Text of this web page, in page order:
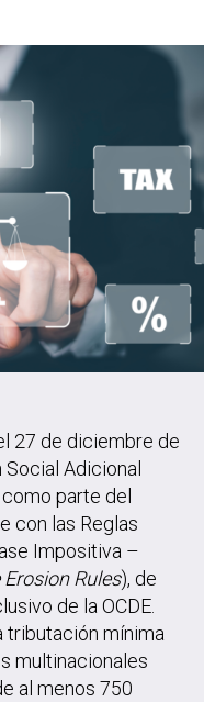
27 de diciembre de
Adicional
parte del
con las Reglas
Impositiva –
Rules), de
de la OCDE.
tributación mínima
multinacionales
al menos 750